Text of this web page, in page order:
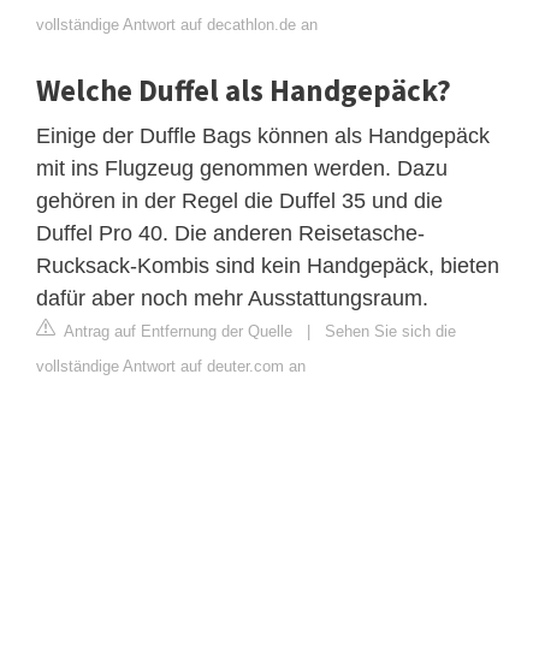
vollständige Antwort auf decathlon.de an
Welche Duffel als Handgepäck?
Einige der Duffle Bags können als Handgepäck
mit ins Flugzeug genommen werden. Dazu
gehören in der Regel die Duffel 35 und die
Duffel Pro 40. Die anderen Reisetasche-
Rucksack-Kombis sind kein Handgepäck, bieten
dafür aber noch mehr Ausstattungsraum.
Antrag auf Entfernung der Quelle | Sehen Sie sich die
vollständige Antwort auf deuter.com an